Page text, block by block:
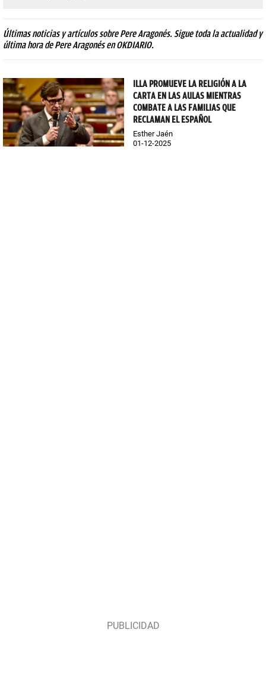
Últimas noticias y artículos sobre Pere Aragonés. Sigue toda la actualidad y
última hora de Pere Aragonés en OKDIARIO.
ILLA PROMUEVE LA RELIGIÓN A LA
CARTA EN LAS AULAS MIENTRAS
COMBATE A LAS FAMILIAS QUE
RECLAMAN EL ESPAÑOL
Esther Jaén
01-12-2025